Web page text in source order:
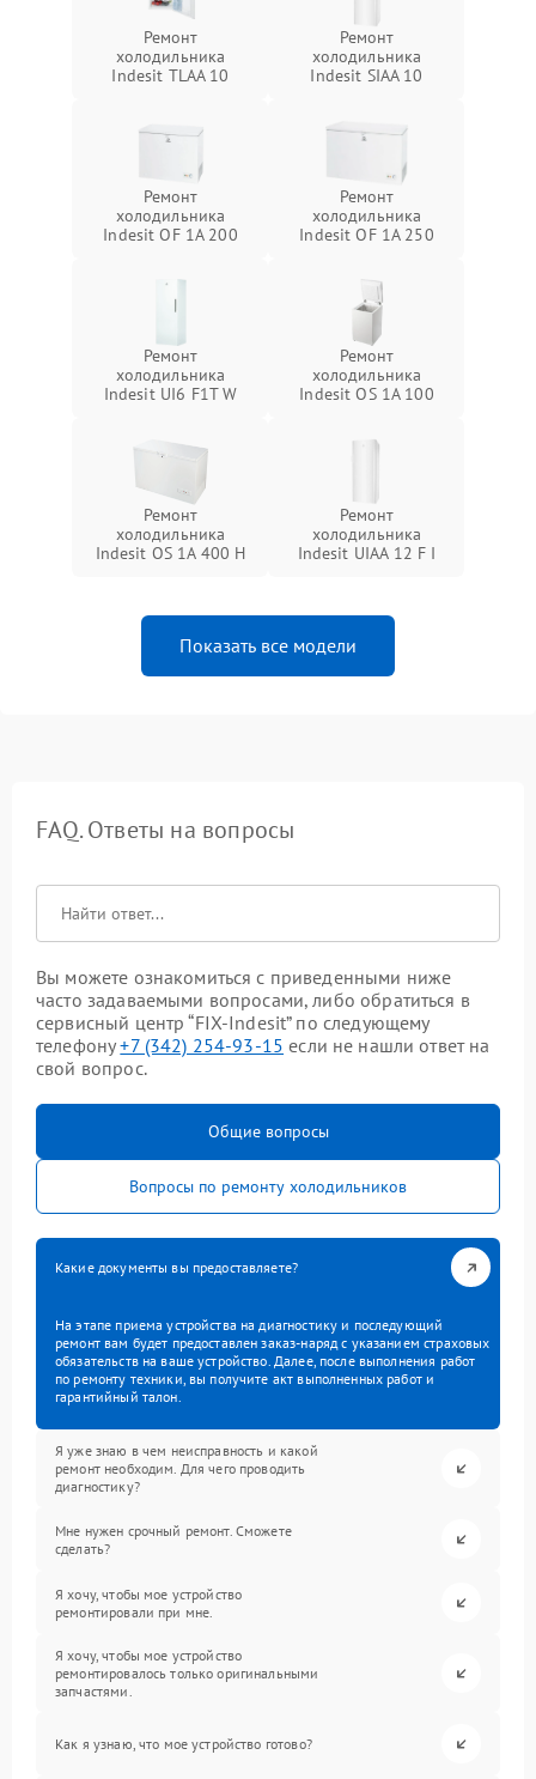
Ремонт
холодильника
Indesit TLAA 10
Ремонт
холодильника
Indesit SIAA 10
Ремонт
холодильника
Indesit OF 1A 200
Ремонт
холодильника
Indesit OF 1A 250
Ремонт
холодильника
Indesit UI6 F1T W
Ремонт
холодильника
Indesit OS 1A 100
Ремонт
холодильника
Indesit OS 1A 400 H
Ремонт
холодильника
Indesit UIAA 12 F I
Показать все модели
FAQ. Ответы на вопросы
Вы можете ознакомиться с приведенными ниже
часто задаваемыми вопросами, либо обратиться в
сервисный центр “FIX-Indesit” по следующему
телефону+7 (342) 254-93-15 если не нашли ответ на
свой вопрос.
Общие вопросы
Вопросы по ремонту холодильников
Какие документы вы предоставляете?
На этапе приема устройства на диагностику и последующий
ремонт вам будет предоставлен заказ-наряд с указанием страховых
обязательств на ваше устройство. Далее, после выполнения работ
по ремонту техники, вы получите акт выполненных работ и
гарантийный талон.
Я уже знаю в чем неисправность и какой
ремонт необходим. Для чего проводить
диагностику?
Мне нужен срочный ремонт. Сможете
сделать?
Я хочу, чтобы мое устройство
ремонтировали при мне.
Я хочу, чтобы мое устройство
ремонтировалось только оригинальными
запчастями.
Как я узнаю, что мое устройство готово?